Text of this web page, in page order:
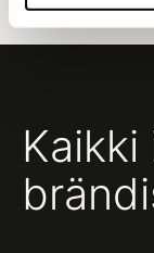
Kaikki